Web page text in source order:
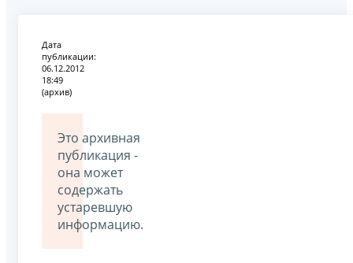
Дата
публикации:
06.12.2012
18:49
(архив)
Это архивная
публикация -
она может
содержать
устаревшую
информацию.